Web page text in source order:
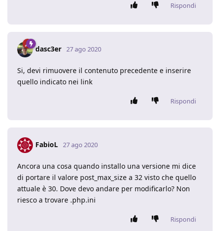
Rispondi
dasc3er 27 ago 2020
Si, devi rimuovere il contenuto precedente e inserire
quello indicato nei link
Rispondi
FabioL 27 ago 2020
Ancora una cosa quando installo una versione mi dice
di portare il valore post_max_size a 32 visto che quello
attuale è 30. Dove devo andare per modificarlo? Non
riesco a trovare .php.ini
Rispondi